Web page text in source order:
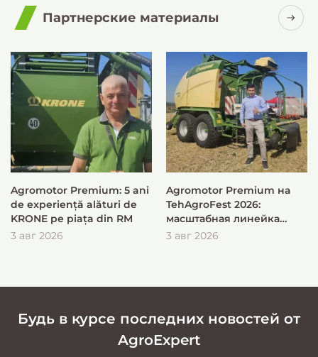
Партнерские материалы
Agromotor Premium: 5 ani
de experiență alături de
KRONE pe piața din RM
3 авг 2026
Agromotor Premium на
TehAgroFest 2026:
масштабная линейка
KRONE для быстрой и
3 авг 2026
Будь в курсе последних новостей от
AgroExpert